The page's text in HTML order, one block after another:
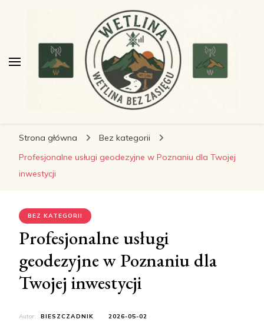
wetlinabezzasiegu.pl
Strona główna
Bez kategorii
Profesjonalne usługi geodezyjne w Poznaniu dla Twojej
inwestycji
BEZ KATEGORII
Profesjonalne usługi
geodezyjne w Poznaniu dla
Twojej inwestycji
Autor: BIESZCZADNIK 2026-05-02